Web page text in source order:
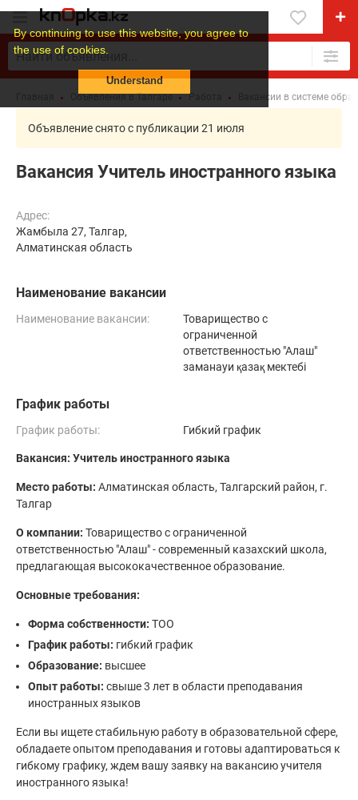
By continuing to use this website, you agree to
the use of cookies.
Understand
Объявления в Талгаре Работа Вакансии в системе
Объявление снято с публикации 21 июля
Вакансия Учитель иностранного языка
Адрес:
Жамбыла 27, Талгар,
Алматинская область
Наименование вакансии
Наименование вакансии:
Товарищество с
ограниченной
ответственностью "Алаш"
заманауи қазақ мектебі
График работы
График работы: Гибкий график
Вакансия: Учитель иностранного языка
Место работы: Алматинская область, Талгарский район, г.
Талгар
О компании: Товарищество с ограниченной
ответственностью "Алаш" - современный казахский школа,
предлагающая высококачественное образование.
Основные требования:
Форма собственности: ТОО
График работы: гибкий график
Образование: высшее
Опыт работы: свыше 3 лет в области преподавания
иностранных языков
Если вы ищете стабильную работу в образовательной сфере,
обладаете опытом преподавания и готовы адаптироваться к
гибкому графику, ждем вашу заявку на вакансию учителя
иностранного языка!